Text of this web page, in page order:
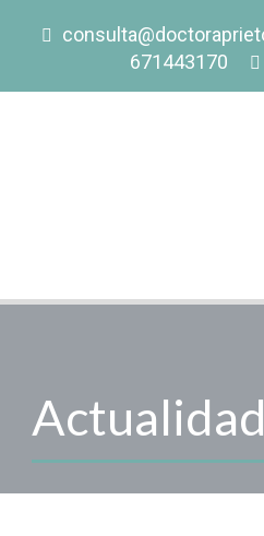
671443170
Actualidad